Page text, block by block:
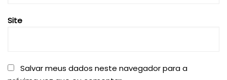
Site
Salvar meus dados neste navegador para a